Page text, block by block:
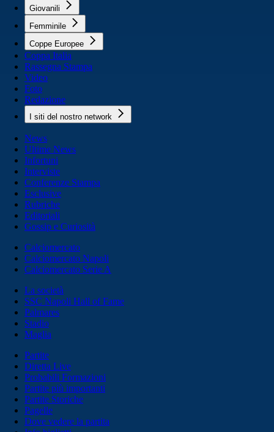
Giovanili
Femminile
Coppe Europee
Coppa Italia
Rassegna Stampa
Video
Foto
Redazione
I siti del nostro network
News
Ultime News
Infortuni
Interviste
Conferenze Stampa
Esclusive
Rubriche
Editoriali
Gossip e Curiosità
Calciomercato
Calciomercato Napoli
Calciomercato Serie A
La società
SSC Napoli Hall of Fame
Palmares
Stadio
Maglia
Partite
Diretta Live
Probabili Formazioni
Partite più importanti
Partite Storiche
Pagelle
Dove vedere la partita